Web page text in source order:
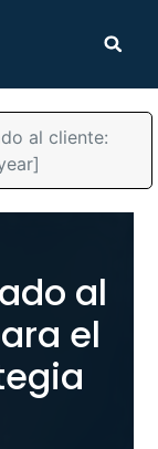
al cliente:
al
el